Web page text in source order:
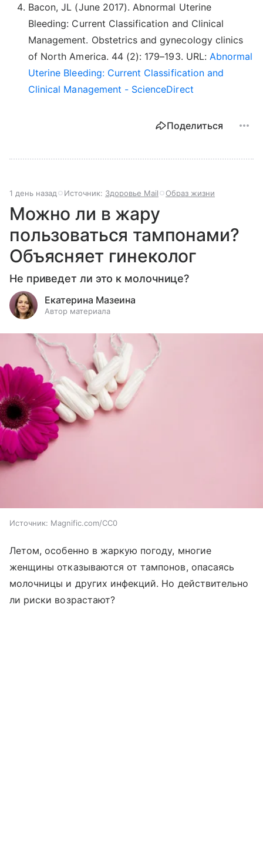
Bacon, JL (June 2017). Abnormal Uterine
Bleeding: Current Classification and Clinical
Management. Obstetrics and gynecology clinics
of North America. 44 (2): 179–193. URL:Abnormal
Uterine Bleeding: Current Classification and
Clinical Management - ScienceDirect
Поделиться
1 день назад Источник: Здоровье Mail Образ жизни
Можно ли в жару
пользоваться тампонами?
Объясняет гинеколог
Не приведет ли это к молочнице?
Екатерина Мазеина
Автор материала
Источник: Magnific.com/CC0
Летом, особенно в жаркую погоду, многие
женщины отказываются от тампонов, опасаясь
молочницы и других инфекций. Но действительно
ли риски возрастают?